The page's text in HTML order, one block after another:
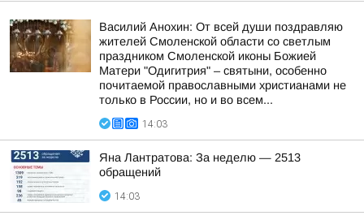
Василий Анохин: От всей души поздравляю
жителей Смоленской области со светлым
праздником Смоленской иконы Божией
Матери "Одигитрия" – святыни, особенно
почитаемой православными христианами не
только в России, но и во всем...
14:03
Яна Лантратова: За неделю — 2513
обращений
14:03